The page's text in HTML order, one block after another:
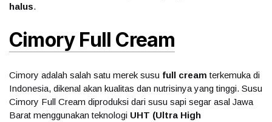
halus.
Cimory Full Cream
Cimory adalah salah satu merek susu full cream terkemuka di
Indonesia, dikenal akan kualitas dan nutrisinya yang tinggi. Susu
Cimory Full Cream diproduksi dari susu sapi segar asal Jawa
Barat menggunakan teknologi UHT (Ultra High